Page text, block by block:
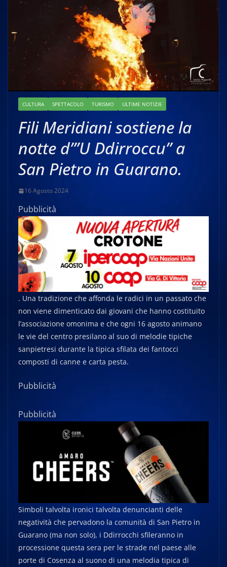
CULTURA SPETTACOLO TURISMO ULTIME NOTIZIE
Fili Meridiani sostiene la
notte d’”U Ddirroccu” a
San Pietro in Guarano.
16 Agosto 2024
Pubblicità
. Una tradizione che affonda le radici in un passato che
non viene dimenticato dai giovani che hanno costituito
l’associazione omonima e che ogni 16 agosto animano
le vie del centro presilano al suo di melodie tipiche
sanpietresi durante la tipica sfilata dei fantocci
composti di canne e carta pesta.
Pubblicità
Pubblicità
Simboli talvolta ironici talvolta denuncianti delle
negatività che pervadono la comunità di San Pietro in
Guarano (ma non solo), i Ddirrocchi sfileranno in
processione questa sera per le strade nel paese alle
porte di Cosenza al suono di una melodia tipica di